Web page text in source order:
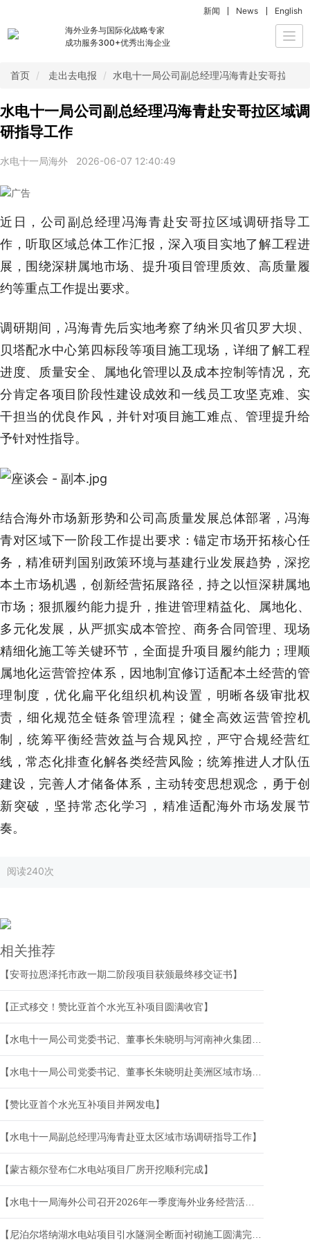
海外业务与国际化战略专家
成功服务300+优秀出海企业
新闻 News English
首页 走出去电报 水电十一局公司副总经理冯海青赴安哥拉区域
水电十一局公司副总经理冯海青赴安哥拉区域调
研指导工作
水电十一局海外 2026-06-07 12:40:49
近日，公司副总经理冯海青赴安哥拉区域调研指导工
作，听取区域总体工作汇报，深入项目实地了解工程进
展，围绕深耕属地市场、提升项目管理质效、高质量履
约等重点工作提出要求。
调研期间，冯海青先后实地考察了纳米贝省贝罗大坝、
贝塔配水中心第四标段等项目施工现场，详细了解工程
进度、质量安全、属地化管理以及成本控制等情况，充
分肯定各项目阶段性建设成效和一线员工攻坚克难、实
干担当的优良作风，并针对项目施工难点、管理提升给
予针对性指导。
结合海外市场新形势和公司高质量发展总体部署，冯海
青对区域下一阶段工作提出要求：锚定市场开拓核心任
务，精准研判国别政策环境与基建行业发展趋势，深挖
本土市场机遇，创新经营拓展路径，持之以恒深耕属地
市场；狠抓履约能力提升，推进管理精益化、属地化、
多元化发展，从严抓实成本管控、商务合同管理、现场
精细化施工等关键环节，全面提升项目履约能力；理顺
属地化运营管控体系，因地制宜修订适配本土经营的管
理制度，优化扁平化组织机构设置，明晰各级审批权
责，细化规范全链条管理流程；健全高效运营管控机
制，统筹平衡经营效益与合规风控，严守合规经营红
线，常态化排查化解各类经营风险；统筹推进人才队伍
建设，完善人才储备体系，主动转变思想观念，勇于创
新突破，坚持常态化学习，精准适配海外市场发展节
奏。
阅读240次
相关推荐
【安哥拉恩泽托市政一期二阶段项目获颁最终移交证书】
【正式移交！赞比亚首个水光互补项目圆满收官】
【水电十一局公司党委书记、董事长朱晓明与河南神火集团党委书记、董事长王亚峰会谈】
【水电十一局公司党委书记、董事长朱晓明赴美洲区域市场调研指导工作】
【赞比亚首个水光互补项目并网发电】
【水电十一局副总经理冯海青赴亚太区域市场调研指导工作】
【蒙古额尔登布仁水电站项目厂房开挖顺利完成】
【水电十一局海外公司召开2026年一季度海外业务经营活动分析会】
【尼泊尔塔纳湖水电站项目引水隧洞全断面衬砌施工圆满完成】